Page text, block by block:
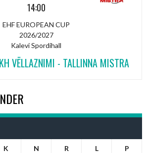
14:00
EHF EUROPEAN CUP
2026/2027
Kalevi Spordihall
VËLLAZNIMI - TALLINNA MISTRA
K N R L P